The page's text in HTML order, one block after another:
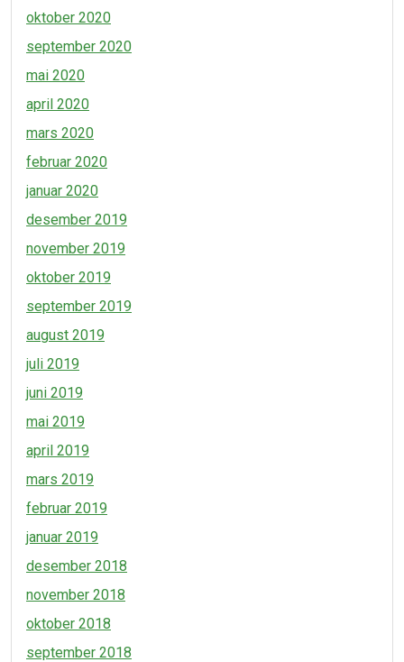
oktober 2020
september 2020
mai 2020
april 2020
mars 2020
februar 2020
januar 2020
desember 2019
november 2019
oktober 2019
september 2019
august 2019
juli 2019
juni 2019
mai 2019
april 2019
mars 2019
februar 2019
januar 2019
desember 2018
november 2018
oktober 2018
september 2018